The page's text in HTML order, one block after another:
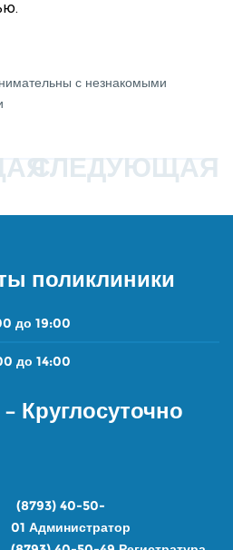
с незнакомыми
СЛЕДУЮЩАЯ
поликлиники
до 19:00
до 14:00
Круглосуточно
(8793) 40-50-
01 Администратор